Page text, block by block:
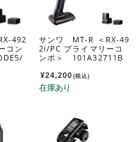
492
コン
サンワ MT-R ＜RX-49
2i/PC プライマリーコ
ンポ＞ 101A32711B
¥24,200 (税込)